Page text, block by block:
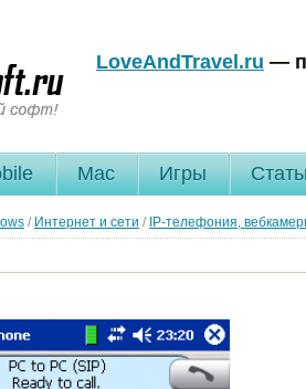
LoveAndTravel.ru —
Mac Игры
/ Интернет и сети / IP-телефония,